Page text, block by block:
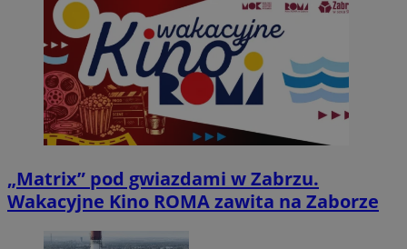
„Matrix” pod gwiazdami w Zabrzu.
Wakacyjne Kino ROMA zawita na Zaborze